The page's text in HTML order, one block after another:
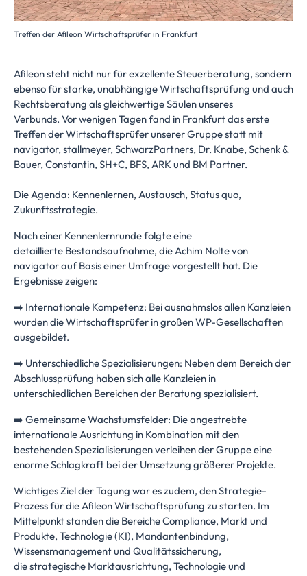
Treffen der Afileon Wirtschaftsprüfer in Frankfurt
Afileon steht nicht nur für exzellente Steuerberatung, sondern
ebenso für starke, unabhängige Wirtschaftsprüfung und auch
Rechtsberatung als gleichwertige Säulen unseres
Verbunds. Vor wenigen Tagen fand in Frankfurt das erste
Treffen der Wirtschaftsprüfer unserer Gruppe statt mit
navigator, stallmeyer, SchwarzPartners, Dr. Knabe, Schenk &
Bauer, Constantin, SH+C, BFS, ARK und BM Partner.
Die Agenda: Kennenlernen, Austausch, Status quo,
Zukunftsstrategie.
Nach einer Kennenlernrunde folgte eine
detaillierte Bestandsaufnahme, die Achim Nolte von
navigator auf Basis einer Umfrage vorgestellt hat. Die
Ergebnisse zeigen:
➡️ Internationale Kompetenz: Bei ausnahmslos allen Kanzleien
wurden die Wirtschaftsprüfer in großen WP-Gesellschaften
ausgebildet.
➡️ Unterschiedliche Spezialisierungen: Neben dem Bereich der
Abschlussprüfung haben sich alle Kanzleien in
unterschiedlichen Bereichen der Beratung spezialisiert.
➡️ Gemeinsame Wachstumsfelder: Die angestrebte
internationale Ausrichtung in Kombination mit den
bestehenden Spezialisierungen verleihen der Gruppe eine
enorme Schlagkraft bei der Umsetzung größerer Projekte.
Wichtiges Ziel der Tagung war es zudem, den Strategie-
Prozess für die Afileon Wirtschaftsprüfung zu starten. Im
Mittelpunkt standen die Bereiche Compliance, Markt und
Produkte, Technologie (KI), Mandantenbindung,
Wissensmanagement und Qualitätssicherung,
die strategische Marktausrichtung, Technologie und